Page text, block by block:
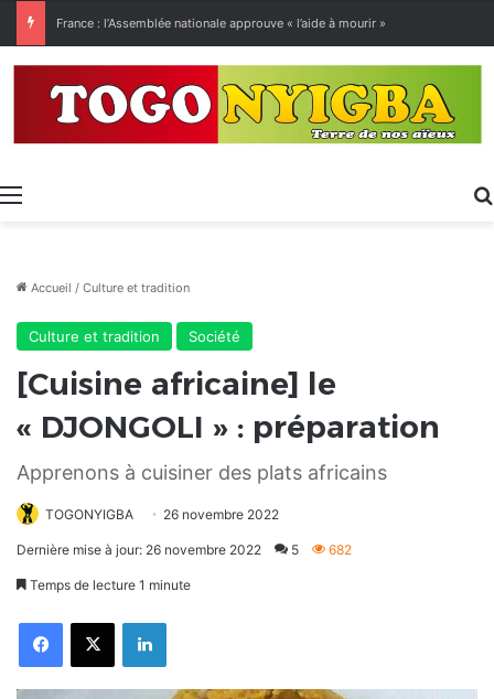
Menu
Accueil / Culture et tradition
Culture et tradition Société
[Cuisine africaine] le
« DJONGOLI » : préparation
Apprenons à cuisiner des plats africains
TOGONYIGBA 26 novembre 2022
Dernière mise à jour: 26 novembre 2022 5 682
Temps de lecture 1 minute
FacebookX Linkedin